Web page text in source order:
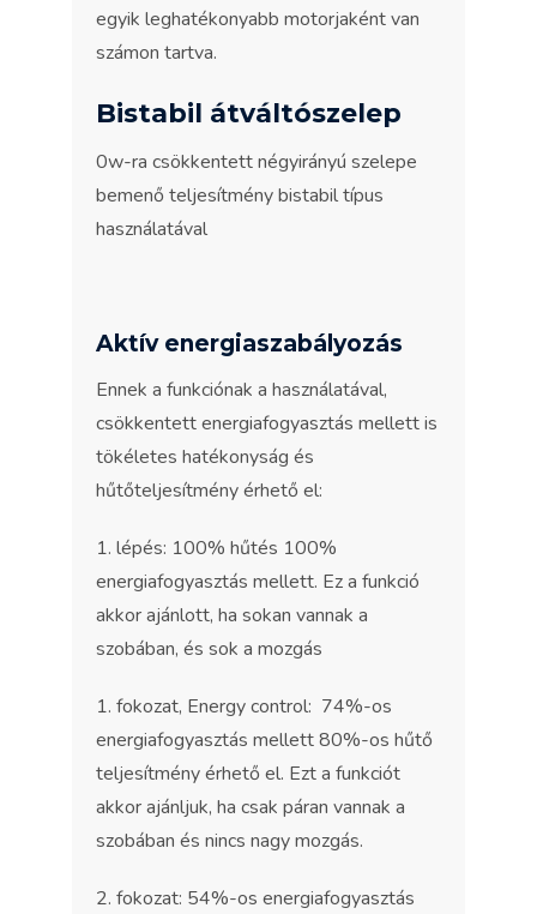
egyik leghatékonyabb motorjaként van
számon tartva.
Bistabil átváltószelep
0w-ra csökkentett négyirányú szelepe
bemenő teljesítmény bistabil típus
használatával
Aktív energiaszabályozás
Ennek a funkciónak a használatával,
csökkentett energiafogyasztás mellett is
tökéletes hatékonyság és
hűtőteljesítmény érhető el:
1. lépés: 100% hűtés 100%
energiafogyasztás mellett. Ez a funkció
akkor ajánlott, ha sokan vannak a
szobában, és sok a mozgás
1. fokozat, Energy control: 74%-os
energiafogyasztás mellett 80%-os hűtő
teljesítmény érhető el. Ezt a funkciót
akkor ajánljuk, ha csak páran vannak a
szobában és nincs nagy mozgás.
2. fokozat: 54%-os energiafogyasztás